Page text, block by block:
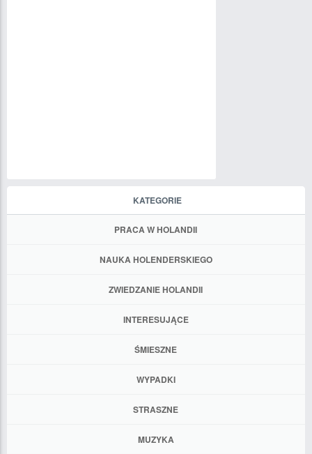
KATEGORIE
PRACA W HOLANDII
NAUKA HOLENDERSKIEGO
ZWIEDZANIE HOLANDII
INTERESUJĄCE
ŚMIESZNE
WYPADKI
STRASZNE
MUZYKA